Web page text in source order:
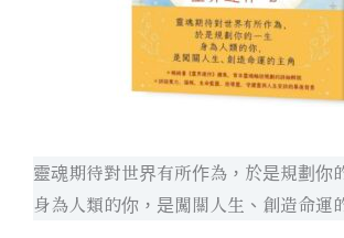
靈魂期待對世界有所作為，於是規劃你
身為人類的你，是闖關人生、創造命運